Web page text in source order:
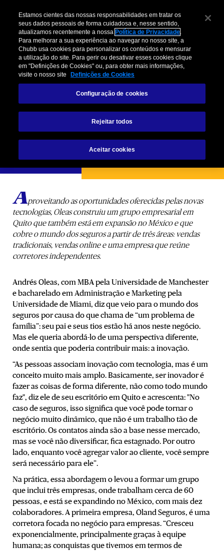
Andrés Oleas
da OLAND GROUP
Aproveitando as oportunidades oferecidas pelas novas
tecnologias, Oleas construiu um grupo empresarial em
Quito que também está em expansão no México e que
cobre o mundo dos seguros a partir de três áreas: vendas
tradicionais, vendas online e uma empresa que reúne
corretores independentes.
Andrés Oleas, com MBA pela Universidade de Manchester
e bacharelado em Administração e Marketing pela
Universidade de Miami, diz que veio para o mundo dos
seguros por causa do que chama de “um problema de
família”: seu pai e seus tios estão há anos neste negócio.
Mas ele queria abordá-lo de uma perspectiva diferente,
onde sentia que poderia contribuir mais: a inovação.
“As pessoas associam inovação com tecnologia, mas é um
conceito muito mais amplo. Basicamente, ser inovador é
fazer as coisas de forma diferente, não como todo mundo
faz", diz ele de seu escritório em Quito e acrescenta: "No
caso de seguros, isso significa que você pode tornar o
negócio muito dinâmico, que não é um trabalho tão de
escritório. Os contatos ainda são a base nesse mercado,
mas se você não diversificar, fica estagnado. Por outro
lado, enquanto você agregar valor ao cliente, você sempre
será necessário para ele”.
Na prática, essa abordagem o levou a formar um grupo
que inclui três empresas, onde trabalham cerca de 60
pessoas, e está se expandindo no México, com mais dez
colaboradores. A primeira empresa, Oland Seguros, é uma
corretora focada no negócio para empresas. “Cresceu
exponencialmente, principalmente graças à equipe
humana; as conquistas que tivemos em termos de
Estamos cientes das nossas responsabilidades em tratar os
seus dados pessoais de forma cuidadosa e, nesse sentido,
atualizamos recentemente a nossa Política de Privacidade.
Para melhorar a sua experiência ao navegar no nosso site, a
Chubb usa cookies para personalizar os conteúdos e mensurar
a utilização do site. Para gerir ou desativar esses cookies clique
em "Definições de Cookies" ou, para obter mais informações,
visite o nosso site
Definições de Cookies
Configuração de cookies
Rejeitar todos
Aceitar cookies